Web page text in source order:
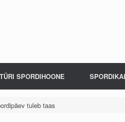
SPORDIHOONE
tuleb taas